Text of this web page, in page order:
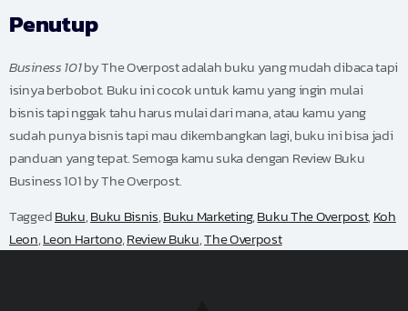
Penutup
Business 101by The Overpost adalah buku yang mudah dibaca tapi
isinya berbobot. Buku ini cocok untuk kamu yang ingin mulai
bisnis tapi nggak tahu harus mulai dari mana, atau kamu yang
sudah punya bisnis tapi mau dikembangkan lagi, buku ini bisa jadi
panduan yang tepat. Semoga kamu suka dengan Review Buku
Business 101 by The Overpost.
TaggedBuku,Buku Bisnis,Buku Marketing,Buku The Overpost,Koh
Leon,Leon Hartono,Review Buku,The Overpost